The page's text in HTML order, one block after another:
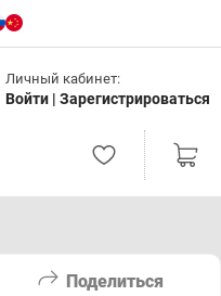
Личный кабинет:
Войти | Зарегистрироваться
Поделиться